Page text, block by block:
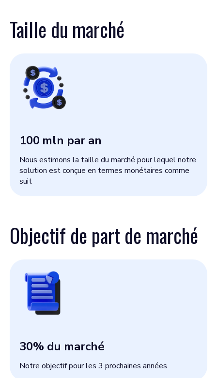
Taille du marché
100 mln par an
Nous estimons la taille du marché pour lequel notre
solution est conçue en termes monétaires comme
suit
Objectif de part de marché
30% du marché
Notre objectif pour les 3 prochaines années